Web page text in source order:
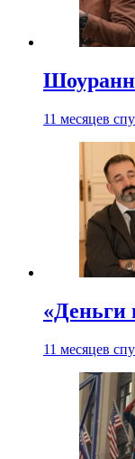
11 месяцев
«Деньги
11 месяцев